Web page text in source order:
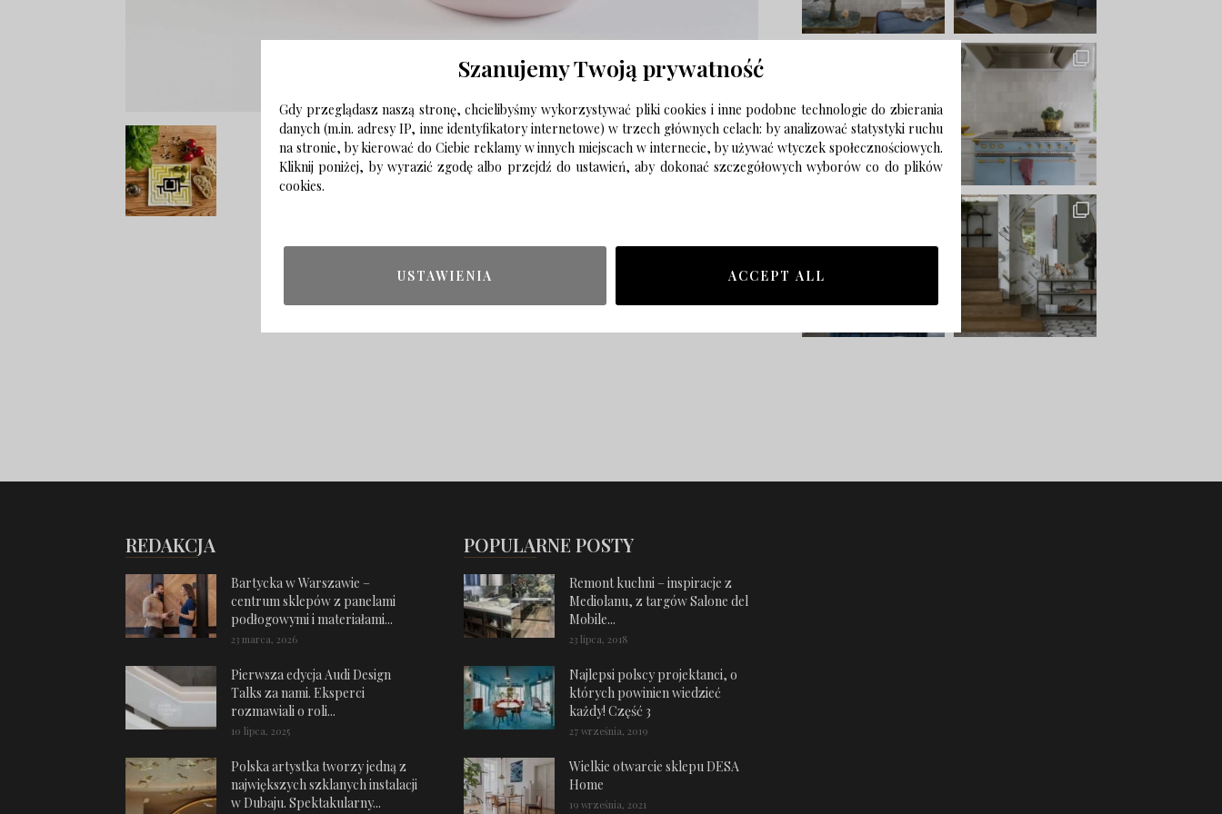
REDAKCJA
Bartycka w Warszawie –
centrum sklepów z panelami
podłogowymi i materiałami...
23 marca, 2026
Pierwsza edycja Audi Design
Talks za nami. Eksperci
rozmawiali o roli...
10 lipca, 2025
Polska artystka tworzy jedną z
największych szklanych instalacji
w Dubaju. Spektakularny...
POPULARNE POSTY
Remont kuchni – inspiracje z
Mediolanu, z targów Salone del
Mobile...
23 lipca, 2018
Najlepsi polscy projektanci, o
których powinien wiedzieć
każdy! Część 3
27 września, 2019
Wielkie otwarcie sklepu DESA
Home
19 września, 2021
Szanujemy Twoją prywatność
Gdy przeglądasz naszą stronę, chcielibyśmy wykorzystywać pliki cookies i inne podobne technologie do zbierania
danych (m.in. adresy IP, inne identyfikatory internetowe) w trzech głównych celach: by analizować statystyki ruchu
na stronie, by kierować do Ciebie reklamy w innych miejscach w internecie, by używać wtyczek społecznościowych.
Kliknij poniżej, by wyrazić zgodę albo przejdź do ustawień, aby dokonać szczegółowych wyborów co do plików
cookies.
USTAWIENIA ACCEPT ALL